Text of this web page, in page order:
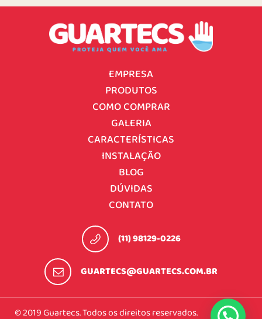
EMPRESA
PRODUTOS
COMO COMPRAR
GALERIA
CARACTERÍSTICAS
INSTALAÇÃO
BLOG
DÚVIDAS
CONTATO
(11) 98129-0226
GUARTECS@GUARTECS.COM.BR
© 2019 Guartecs. Todos os direitos reservados.